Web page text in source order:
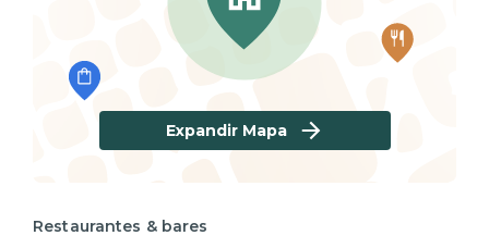
Expandir Mapa
Restaurantes & bares